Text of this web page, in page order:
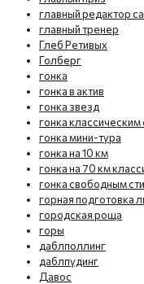
главный редактор
главный тренер
Глеб Ретивых
Голберг
гонка
гонка в актив
гонка звезд
гонка классическим
гонка мини-тура
гонка на 10 км
гонка на 70 км
гонка свободным
горная подготовка
городская роща
горы
даблполлинг
даблпудинг
Давос